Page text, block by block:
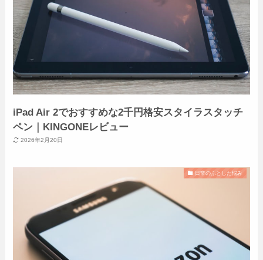
iPad Air 2でおすすめな2千円格安スタイラスタッチ
ペン｜KINGONEレビュー
2026年2月20日
日常のふとした悩み